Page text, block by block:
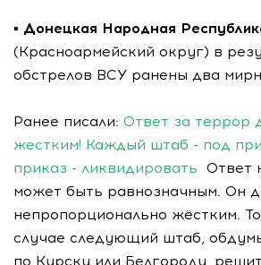
▪️ Донецкая Народная
(Красноармейский округ) в
обстрелов ВСУ ранены два
Ранее писали: Ответ за террор
жестким! Каждый штаб - под
приказ - ликвидировать Ответ
может быть равнозначным. Он
непропорционально жёстким.
случае следующий штаб,
по Курску или Белгороду,